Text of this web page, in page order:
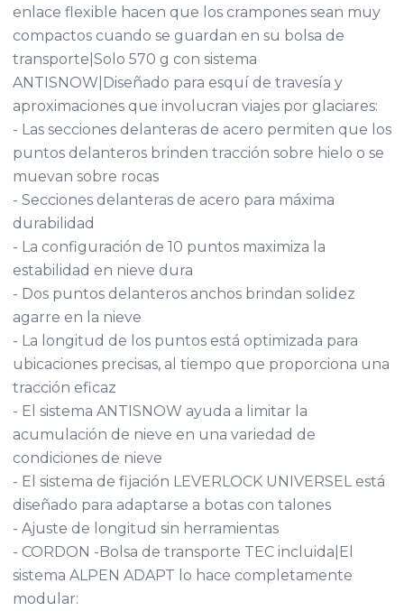
enlace flexible hacen que los crampones sean muy
compactos cuando se guardan en su bolsa de
transporte|Solo 570 g con sistema
ANTISNOW|Diseñado para esquí de travesía y
aproximaciones que involucran viajes por glaciares:
- Las secciones delanteras de acero permiten que los
puntos delanteros brinden tracción sobre hielo o se
muevan sobre rocas
- Secciones delanteras de acero para máxima
durabilidad
- La configuración de 10 puntos maximiza la
estabilidad en nieve dura
- Dos puntos delanteros anchos brindan solidez
agarre en la nieve
- La longitud de los puntos está optimizada para
ubicaciones precisas, al tiempo que proporciona una
tracción eficaz
- El sistema ANTISNOW ayuda a limitar la
acumulación de nieve en una variedad de
condiciones de nieve
- El sistema de fijación LEVERLOCK UNIVERSEL está
diseñado para adaptarse a botas con talones
- Ajuste de longitud sin herramientas
- CORDON -Bolsa de transporte TEC incluida|El
sistema ALPEN ADAPT lo hace completamente
modular: